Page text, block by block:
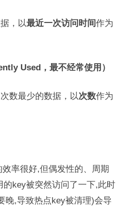
，以最近一次访问时间作为
Used，最不经常使用）
数最少的数据，以次数作为
率很好,但偶发性的、周期
key被突然访问了一下,此时
晚,导致热点key被清理)会导